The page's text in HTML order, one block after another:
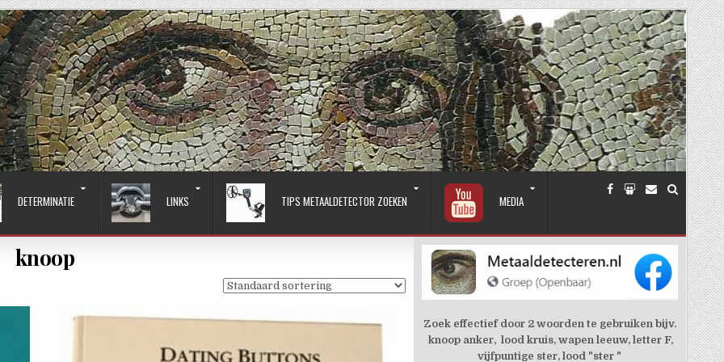
DETERMINATIE LINKS TIPS METAALDETECTOR ZOEKEN MEDIA
knoop
Zoek effectief door 2 woorden te gebruiken bijv.
knoop anker, lood kruis, wapen leeuw, letter F,
vijfpuntige ster, lood "ster "